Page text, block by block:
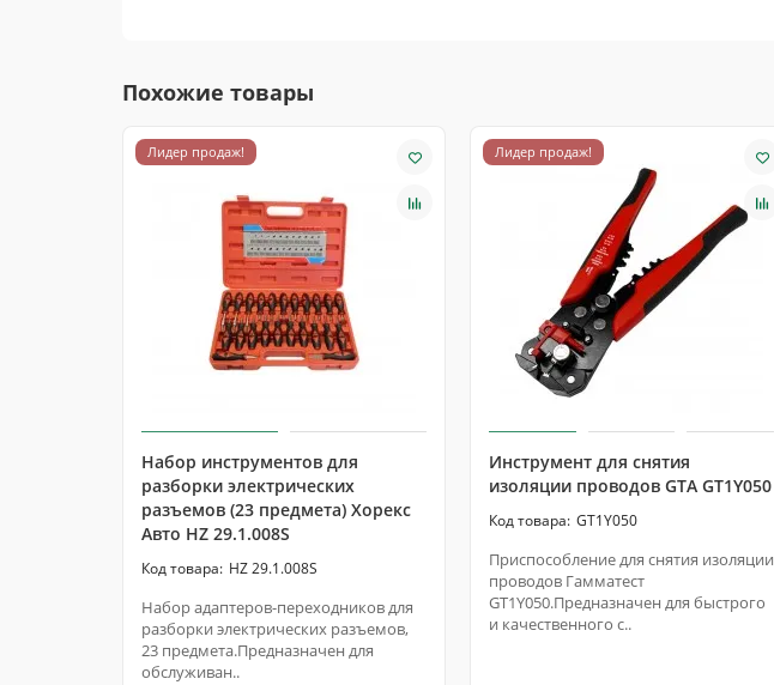
Похожие товары
Лидер продаж!
Набор инструментов для
разборки электрических
разъемов (23 предмета) Хорекс
Авто HZ 29.1.008S
HZ 29.1.008S
Набор адаптеров-переходников для
разборки электрических разъемов,
23 предмета.Предназначен для
обслуживан..
Лидер продаж!
Инструмент для снятия
изоляции проводов GTA GT1Y050
GT1Y050
Приспособление для снятия изоляции
проводов Гамматест
GT1Y050.Предназначен для быстрого
и качественного с..